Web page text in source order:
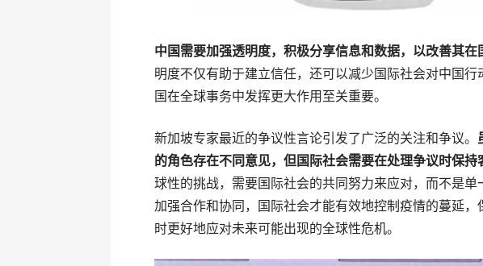
中国需要加强透明度，积极分享信息和数据，以改善其在
明度不仅有助于建立信任，还可以减少国际社会对中国
国在全球事务中发挥更大作用至关重要。
新加坡专家最近的争议性言论引发了广泛的关注和争议。
的角色存在不同意见，但国际社会需要在处理争议时保持
球性的挑战，需要国际社会的共同努力来应对，而不是
加强合作和协同，国际社会才能有效地控制疫情的蔓延
时更好地应对未来可能出现的全球性危机。